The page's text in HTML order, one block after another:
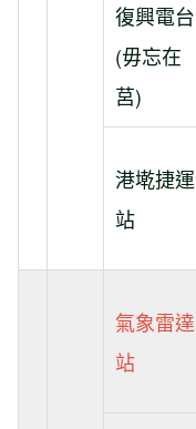
復興電台
(毋忘在
莒)
港墘捷運
站
氣象雷達
站